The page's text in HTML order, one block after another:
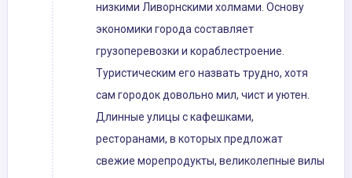
низкими Ливорнскими холмами. Основу
экономики города составляет
грузоперевозки и кораблестроение.
Туристическим его назвать трудно, хотя
сам городок довольно мил, чист и уютен.
Длинные улицы с кафешками,
ресторанами, в которых предложат
свежие морепродукты, великолепные вилы